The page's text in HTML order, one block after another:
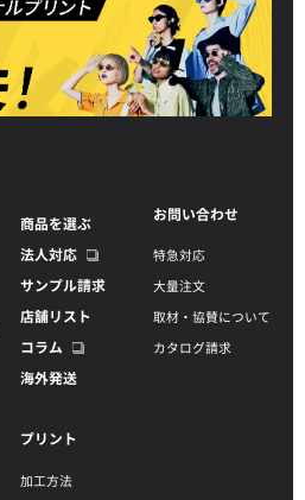
商品を選ぶ
法人対応
サンプル請求
店舗リスト
コラム
海外発送
お問い合わせ
特急対応
大量注文
取材・協賛について
カタログ請求
プリント
加工方法